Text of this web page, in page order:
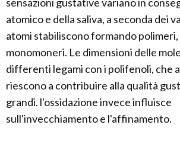
atomico e della saliva, a seconda dei
atomi stabiliscono formando
monomoneri. Le dimensioni delle
differenti legami con i polifenoli, che
riescono a contribuire alla qualità
grandi. l'ossidazione invece influisce
sull'invecchiamento e l'affinamento.